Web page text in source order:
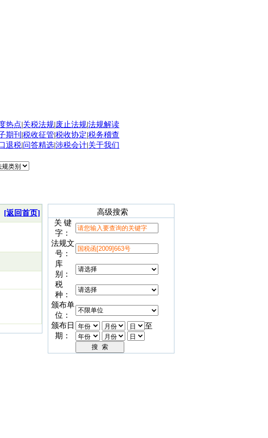
热点|关税法规|废止法规|法规解读
期刊 |税收征管|税收协定|税务稽查
退税|问答精选|涉税会计|关于我们
[返回首页]
高级搜索
关 键
字：
法规文
号：
库
别：
税
种：
颁布单
位：
颁布日
期：
至